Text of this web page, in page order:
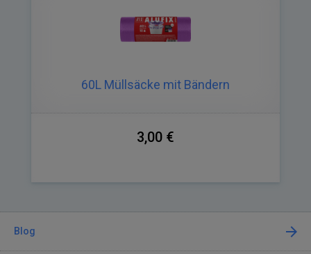
60L Müllsäcke mit Bändern
3,00 €
Blog